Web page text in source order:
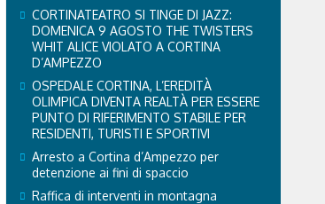
CORTINATEATRO SI TINGE DI JAZZ:
DOMENICA 9 AGOSTO THE TWISTERS
WHIT ALICE VIOLATO A CORTINA
D’AMPEZZO
OSPEDALE CORTINA, L’EREDITÀ
OLIMPICA DIVENTA REALTÀ PER ESSERE
PUNTO DI RIFERIMENTO STABILE PER
RESIDENTI, TURISTI E SPORTIVI
Arresto a Cortina d’Ampezzo per
detenzione ai fini di spaccio
Raffica di interventi in montagna